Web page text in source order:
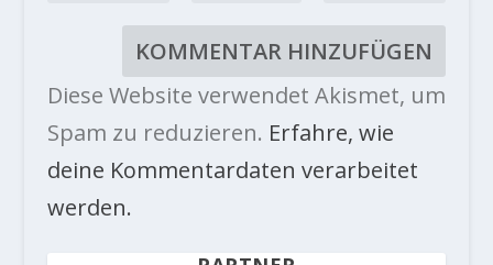
Diese Website verwendet Akismet, um
Spam zu reduzieren. Erfahre, wie
deine Kommentardaten verarbeitet
werden.